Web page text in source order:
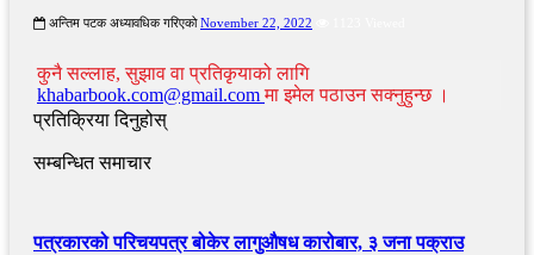
अन्तिम पटक अध्यावधिक गरिएको November 22, 2022
कुनै सल्लाह, सुझाव वा प्रतिकृयाको लागि
khabarbook.com@gmail.comमा इमेल पठाउन सक्नुहुन्छ ।
प्रतिक्रिया दिनुहोस्
सम्बन्धित समाचार
पत्रकारको परिचयपत्र बोकेर लागुऔषध कारोबार, ३ जना पक्राउ